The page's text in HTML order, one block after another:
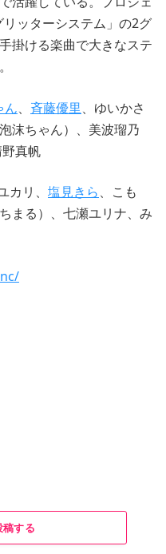
リッターシステム」の2グ
掛ける楽曲で大きなステ
ん、 斉藤優里、ゆいかさ
沫ちゃん）、美波瑠乃
野真帆
カリ、 塩見きら、こも
まる）、七瀬ユリナ、み
稿する